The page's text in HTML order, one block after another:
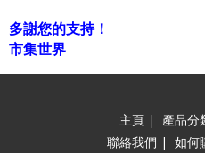
多謝您的支持！
市集世界
主頁 | 產品分
聯絡我們 | 如何